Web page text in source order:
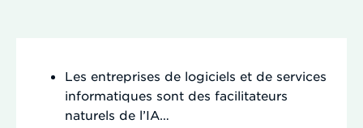
Les entreprises de logiciels et de services
informatiques sont des facilitateurs
naturels de l’IA…